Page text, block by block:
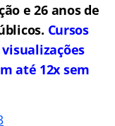
e 26 anos de
Cursos
até 12x sem